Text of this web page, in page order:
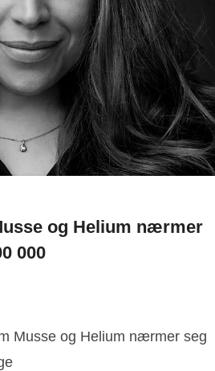
og Helium nærmer
000
Musse og Helium nærmer seg